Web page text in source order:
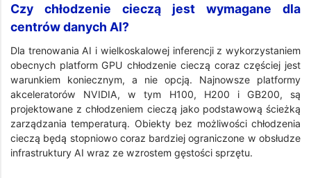
Czy chłodzenie cieczą jest wymagane dla
centrów danych AI?
Dla trenowania AI i wielkoskalowej inferencji z wykorzystaniem
obecnych platform GPU chłodzenie cieczą coraz częściej jest
warunkiem koniecznym, a nie opcją. Najnowsze platformy
akceleratorów NVIDIA, w tym H100, H200 i GB200, są
projektowane z chłodzeniem cieczą jako podstawową ścieżką
zarządzania temperaturą. Obiekty bez możliwości chłodzenia
cieczą będą stopniowo coraz bardziej ograniczone w obsłudze
infrastruktury AI wraz ze wzrostem gęstości sprzętu.